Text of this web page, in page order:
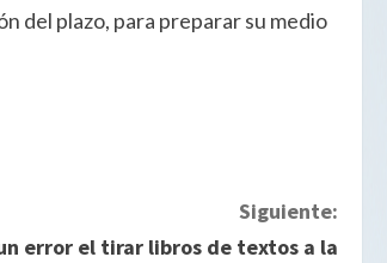
del plazo, para preparar su medio
Siguiente:
error el tirar libros de textos a la